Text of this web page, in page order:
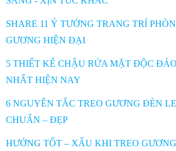
SHARE 11 Ý TƯỞNG TRANG TRÍ
GƯƠNG HIỆN ĐẠI
5 THIẾT KẾ CHẬU RỬA MẶT ĐỘC
NHẤT HIỆN NAY
6 NGUYÊN TẮC TREO GƯƠNG ĐÈN
CHUẨN – ĐẸP
HƯỚNG TỐT – XẤU KHI TREO